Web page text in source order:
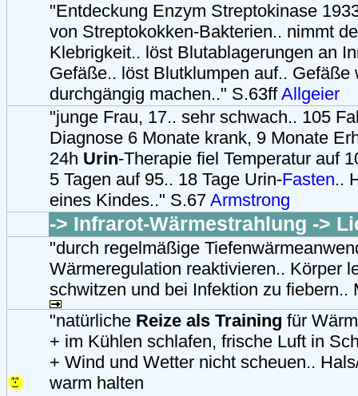
"Entdeckung Enzym Streptokinase
von Streptokokken-Bakterien.. nimmt
Klebrigkeit.. löst Blutablagerungen an
Gefäße.. löst Blutklumpen auf.. Gefäße
durchgängig machen.." S.63ffAllgeier
"junge Frau, 17.. sehr schwach.. 105
Diagnose 6 Monate krank, 9 Monate
24h Urin-Therapie fiel Temperatur auf
5 Tagen auf 95.. 18 Tage Urin-Fasten..
eines Kindes.." S.67 Armstrong
-> Infrarot-Wärmestrahlung ->
"durch regelmäßige
Wärmeregulation reaktivieren.. Körper
schwitzen und bei Infektion zu fiebern..
"natürliche Reize als Training für
+ im Kühlen schlafen, frische Luft in
+ Wind und Wetter nicht scheuen..
warm halten